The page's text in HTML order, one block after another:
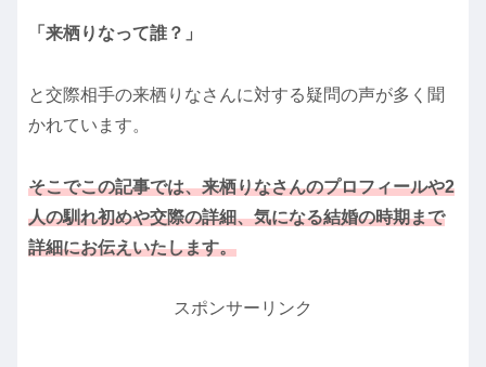
「来栖りなって誰？」
と交際相手の来栖りなさんに対する疑問の声が多く聞
かれています。
そこでこの記事では、来栖りなさんのプロフィールや2
人の馴れ初めや交際の詳細、気になる結婚の時期まで
詳細にお伝えいたします。
スポンサーリンク